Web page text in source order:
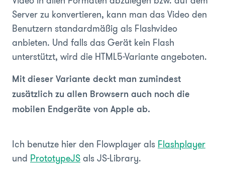
Server zu konvertieren, kann man das Video den
Benutzern standardmäßig als Flashvideo
anbieten. Und falls das Gerät kein Flash
unterstützt, wird die HTML5-Variante angeboten.
Mit dieser Variante deckt man zumindest
zusätzlich zu allen Browsern auch noch die
mobilen Endgeräte von Apple ab.
Ich benutze hier den Flowplayer als Flashplayer
und PrototypeJSals JS-Library.